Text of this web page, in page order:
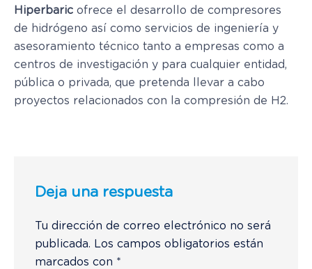
Hiperbaric ofrece el desarrollo de compresores
de hidrógeno así como servicios de ingeniería y
asesoramiento técnico tanto a empresas como a
centros de investigación y para cualquier entidad,
pública o privada, que pretenda llevar a cabo
proyectos relacionados con la compresión de H2.
Deja una respuesta
Tu dirección de correo electrónico no será
publicada. Los campos obligatorios están
marcados con *